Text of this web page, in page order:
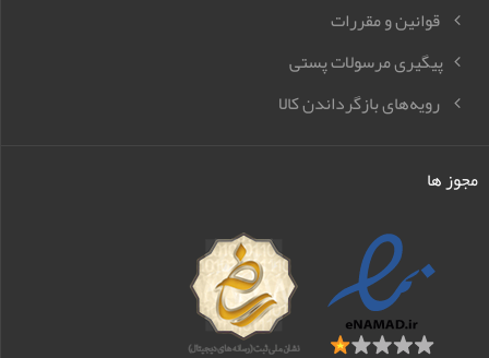
قوانین و مقررات
پیگیری مرسولات پستی
رویه‌های بازگرداندن کالا
مجوز ها